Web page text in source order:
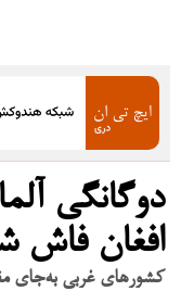
دوگانگی
افغان فاش
کشورهای غربی به‌جای